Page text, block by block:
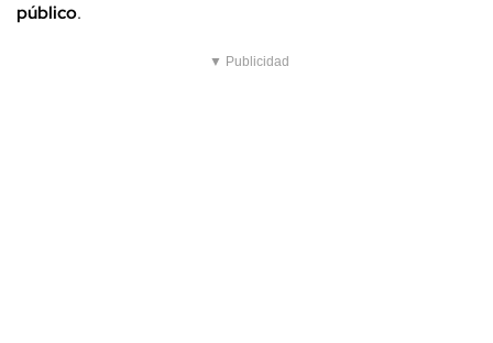
público.
▼ Publicidad